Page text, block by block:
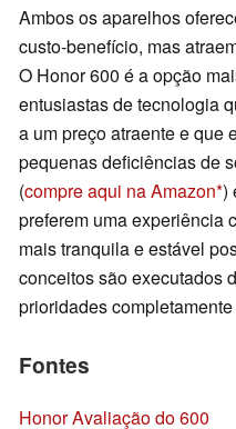
Ambos os aparelhos
custo-benefício, mas
O Honor 600 é a opção
entusiastas de tecnologia
a um preço atraente e que
pequenas deficiências de
(compre aqui na Amazon )
preferem uma experiência
mais tranquila e estável
conceitos são executados
prioridades
Fontes
Honor Avaliação do 600